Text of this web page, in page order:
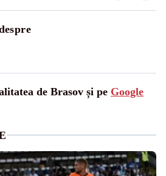
de Brasov și pe Google